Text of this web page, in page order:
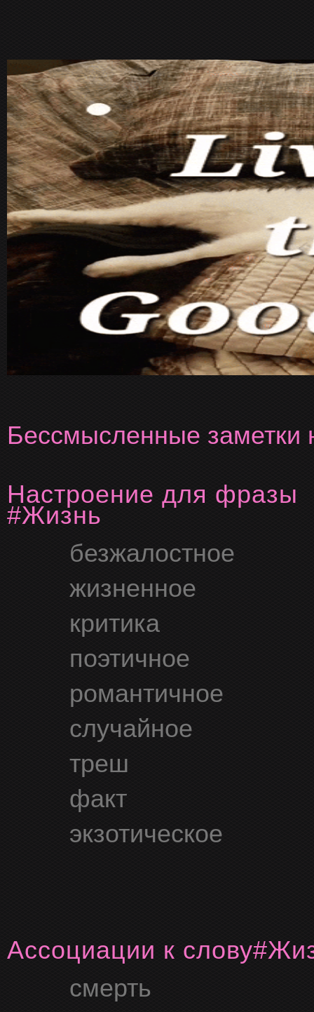
Бессмысленные заметки
Настроение для фразы
#жизнь
безжалостное
жизненное
критика
поэтичное
романтичное
случайное
треш
факт
экзотическое
Ассоциации к слову
смерть